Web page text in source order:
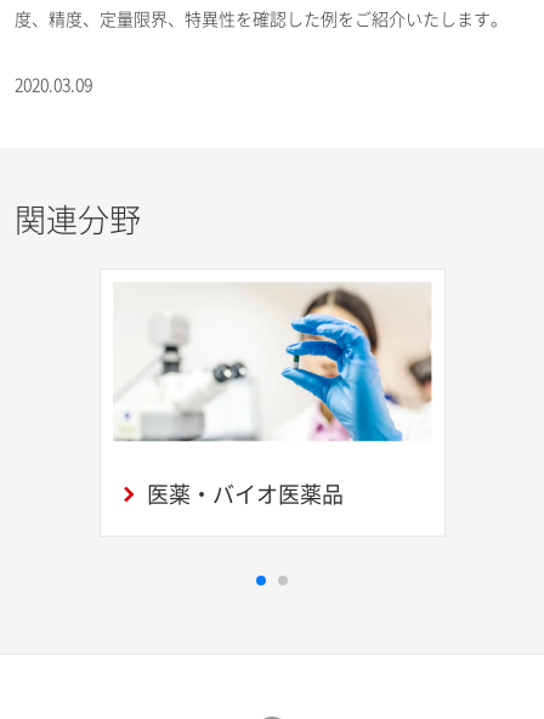
度、精度、定量限界、特異性を確認した例をご紹介いたします。
2020.03.09
関連分野
医薬・バイオ医薬品